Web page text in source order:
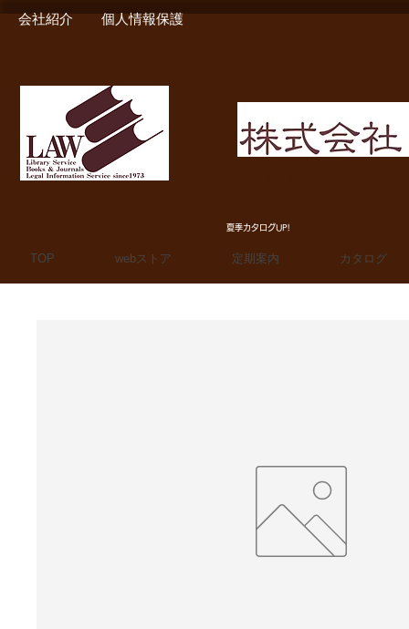
会社紹介 個人情報保護
夏季カタログUP!
TOP webストア 定期案内 カタログ